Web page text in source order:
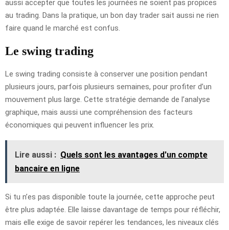
aussi accepter que toutes les journées ne soient pas propices
au trading. Dans la pratique, un bon day trader sait aussi ne rien
faire quand le marché est confus.
Le swing trading
Le swing trading consiste à conserver une position pendant
plusieurs jours, parfois plusieurs semaines, pour profiter d’un
mouvement plus large. Cette stratégie demande de l’analyse
graphique, mais aussi une compréhension des facteurs
économiques qui peuvent influencer les prix.
Lire aussi : Quels sont les avantages d'un compte
bancaire en ligne
Si tu n’es pas disponible toute la journée, cette approche peut
être plus adaptée. Elle laisse davantage de temps pour réfléchir,
mais elle exige de savoir repérer les tendances, les niveaux clés